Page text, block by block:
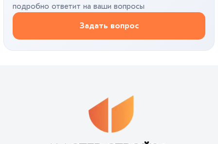
подробно ответит на ваши вопросы
Задать вопрос